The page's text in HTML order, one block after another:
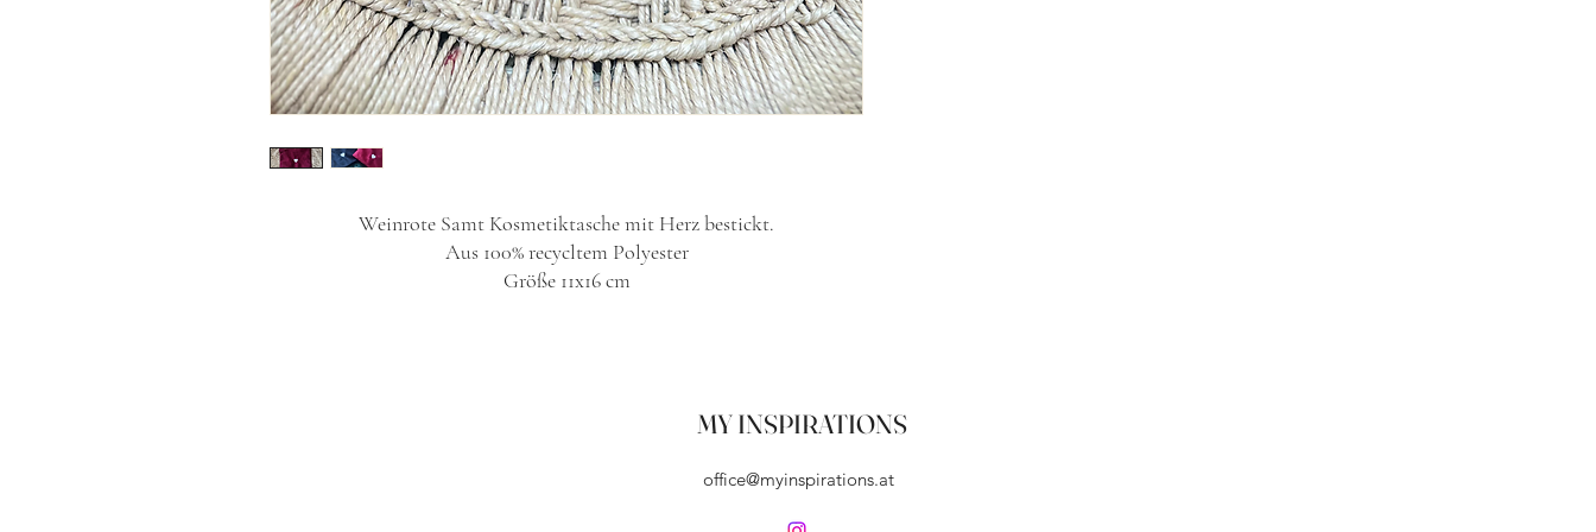
Weinrote Samt Kosmetiktasche mit Herz bestickt.
Aus 100% recycltem Polyester
Größe 11x16 cm
MY INSPIRATIONS
office@myinspirations.at